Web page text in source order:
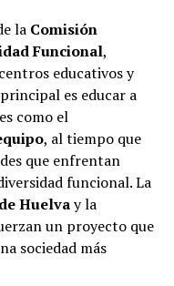
la Comisión
Funcional,
educativos y
es educar a
como el
, al tiempo que
que enfrentan
funcional. La
Huelvay la
un proyecto que
sociedad más